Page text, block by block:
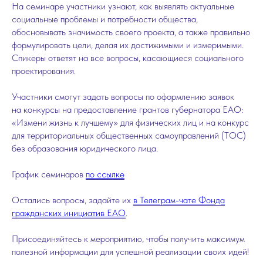
На семинаре участники узнают, как выявлять актуальные
социальные проблемы и потребности общества,
обосновывать значимость своего проекта, а также правильно
формулировать цели, делая их достижимыми и измеримыми.
Спикеры ответят на все вопросы, касающиеся социального
проектирования.
Участники смогут задать вопросы по оформлению заявок
на конкурсы на предоставление грантов губернатора ЕАО:
«Измени жизнь к лучшему» для физических лиц и на конкурс
для территориальных общественных самоуправлений (ТОС)
без образования юридического лица.
График семинаров по ссылке
Остались вопросы, задайте их в Телеграм-чате Фонда
гражданских инициатив ЕАО.
Присоединяйтесь к мероприятию, чтобы получить максимум
полезной информации для успешной реализации своих идей!